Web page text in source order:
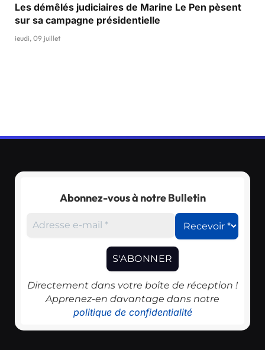
Les démêlés judiciaires de Marine Le Pen pèsent
sur sa campagne présidentielle
jeudi, 09 juillet
Abonnez-vous à notre Bulletin
Directement dans votre boîte de réception !
Apprenez-en davantage dans notre
politique de confidentialité